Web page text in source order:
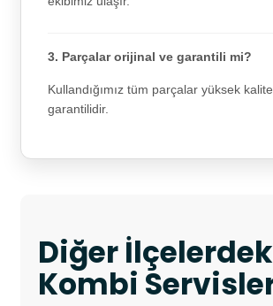
3. Parçalar orijinal ve garantili mi?
Kullandığımız tüm parçalar yüksek
garantilidir.
Diğer
Kombi